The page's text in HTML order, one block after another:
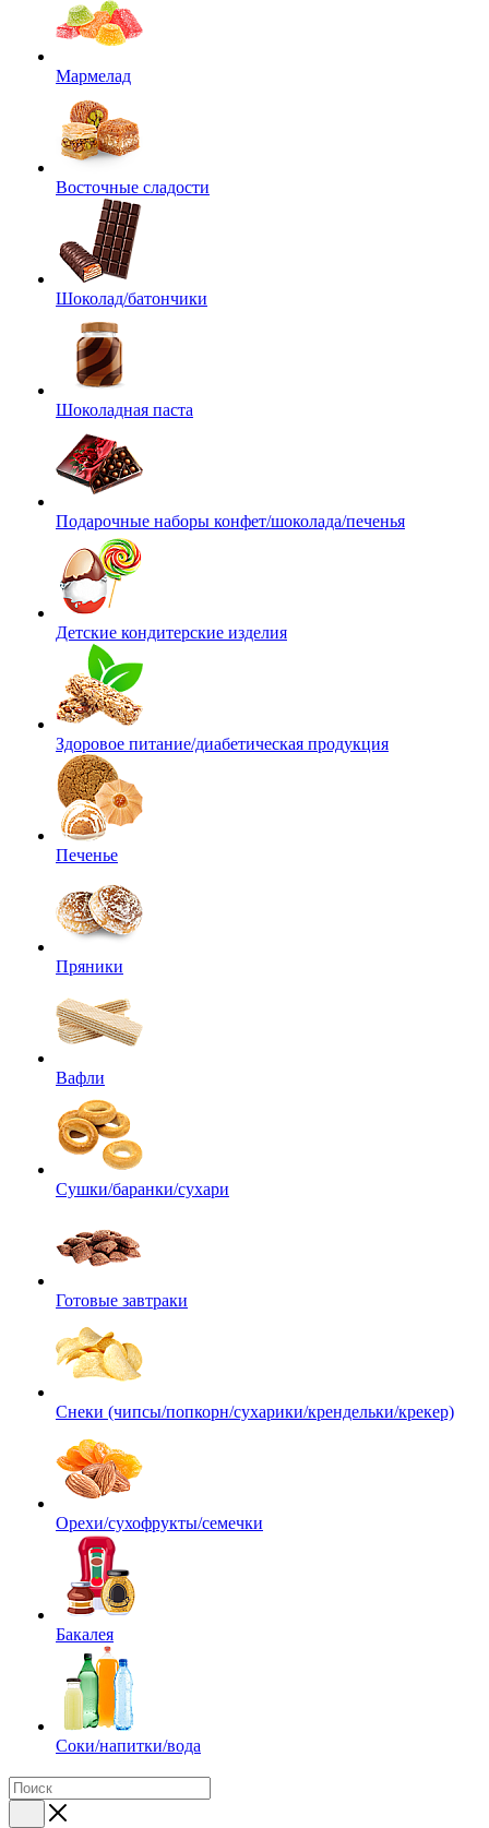
Мармелад
Восточные сладости
Шоколад/батончики
Шоколадная паста
Подарочные наборы конфет/шоколада/печенья
Детские кондитерские изделия
Здоровое питание/диабетическая продукция
Печенье
Пряники
Вафли
Сушки/баранки/сухари
Готовые завтраки
Снеки (чипсы/попкорн/сухарики/крендельки/крекер)
Орехи/сухофрукты/семечки
Бакалея
Соки/напитки/вода